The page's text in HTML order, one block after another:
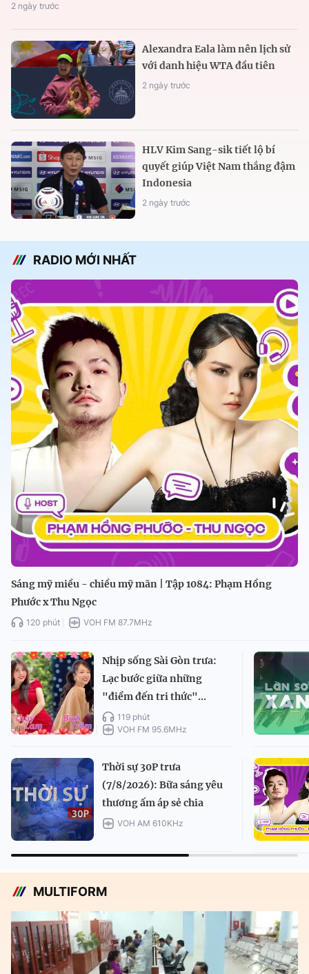
2 ngày trước
Alexandra Eala làm nên lịch sử
với danh hiệu WTA đầu tiên
2 ngày trước
HLV Kim Sang-sik tiết lộ bí
quyết giúp Việt Nam thắng đậm
Indonesia
2 ngày trước
RADIO MỚI NHẤT
Sáng mỹ miều - chiều mỹ mãn | Tập 1084: Phạm Hồng
Phước x Thu Ngọc
120 phút VOH FM 87.7MHz
Nhịp sống Sài Gòn trưa:
Lạc bước giữa những
"điểm đến tri thức"...
119 phút
VOH FM 95.6MHz
Thời sự 30P trưa
(7/8/2026): Bữa sáng yêu
thương ấm áp sẻ chia
VOH AM 610KHz
MULTIFORM